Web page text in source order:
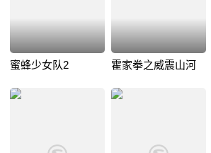
蜜蜂少女队2 霍家拳之威震山河